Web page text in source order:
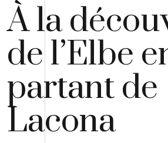
À la
de l’Elbe
partant de
Lacona